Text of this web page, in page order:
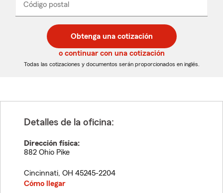
desplegable
Código postal
de
5
dígitos
de
5
dígitos
_____
Obtenga una cotización
o continuar con una cotización
Todas las cotizaciones y documentos serán proporcionados en inglés.
Detalles de la oficina:
Dirección física:
882 Ohio Pike
Cincinnati, OH 45245-2204
Cómo llegar